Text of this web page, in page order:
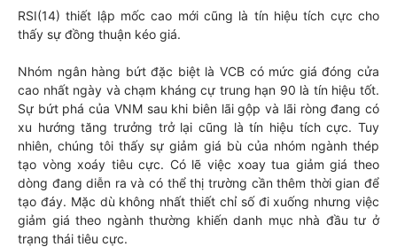
RSI(14) thiết lập mốc cao mới cũng là tín hiệu tích cực cho
thấy sự đồng thuận kéo giá.
Nhóm ngân hàng bứt đặc biệt là VCB có mức giá đóng cửa
cao nhất ngày và chạm kháng cự trung hạn 90 là tín hiệu tốt.
Sự bứt phá của VNM sau khi biên lãi gộp và lãi ròng đang có
xu hướng tăng trưởng trở lại cũng là tín hiệu tích cực. Tuy
nhiên, chúng tôi thấy sự giảm giá bù của nhóm ngành thép
tạo vòng xoáy tiêu cực. Có lẽ việc xoay tua giảm giá theo
dòng đang diễn ra và có thể thị trường cần thêm thời gian để
tạo đáy. Mặc dù không nhất thiết chỉ số đi xuống nhưng việc
giảm giá theo ngành thường khiến danh mục nhà đầu tư ở
trạng thái tiêu cực.